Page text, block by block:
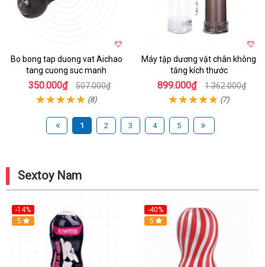
Bo bong tap duong vat Aichao
tang cuong suc manh
350.000₫ 507.000₫
(8)
Máy tập dương vật chân không
tăng kích thước
899.000₫ 1.362.000₫
(7)
1 2 3 4 5
Sextoy Nam
-14%
Hot
5
-40%
Hot
5